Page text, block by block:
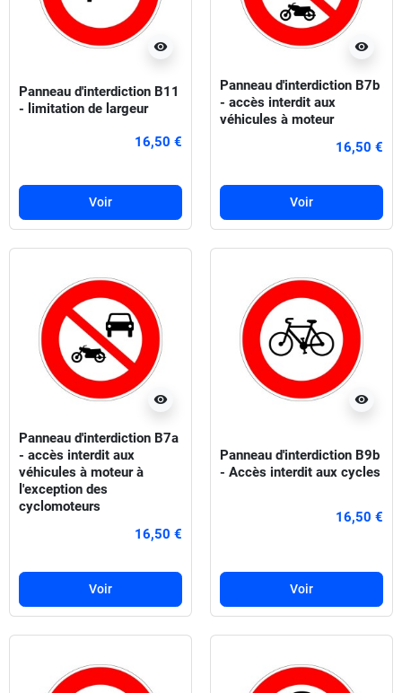
visibility
Panneau d'interdiction B11
- limitation de largeur
16,50 €
Voir
visibility
Panneau d'interdiction B7b
- accès interdit aux
véhicules à moteur
16,50 €
Voir
visibility
Panneau d'interdiction B7a
- accès interdit aux
véhicules à moteur à
l'exception des
cyclomoteurs
16,50 €
Voir
visibility
Panneau d'interdiction B9b
- Accès interdit aux cycles
16,50 €
Voir